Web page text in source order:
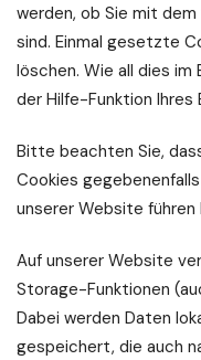
werden, ob Sie mit
sind. Einmal gesetzte
löschen. Wie all dies im
der Hilfe-Funktion Ihres
Bitte beachten Sie,
Cookies
unserer Website führen
Auf unserer Website
Storage-Funktionen
Dabei werden Daten
gespeichert, die auch